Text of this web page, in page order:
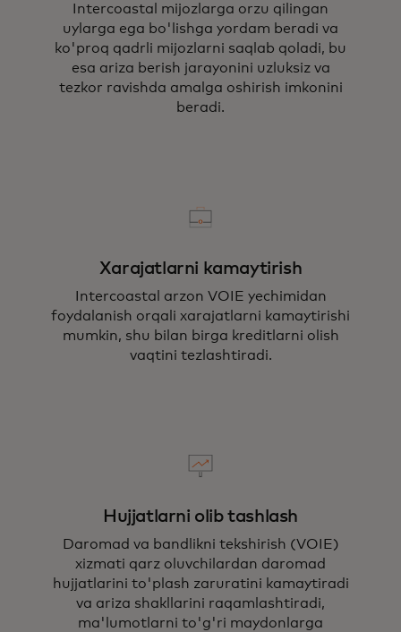
Intercoastal mijozlarga orzu qilingan
uylarga ega bo'lishga yordam beradi va
ko'proq qadrli mijozlarni saqlab qoladi, bu
esa ariza berish jarayonini uzluksiz va
tezkor ravishda amalga oshirish imkonini
beradi.
Xarajatlarni kamaytirish
Intercoastal arzon VOIE yechimidan
foydalanish orqali xarajatlarni kamaytirishi
mumkin, shu bilan birga kreditlarni olish
vaqtini tezlashtiradi.
Hujjatlarni olib tashlash
Daromad va bandlikni tekshirish (VOIE)
xizmati qarz oluvchilardan daromad
hujjatlarini to'plash zaruratini kamaytiradi
va ariza shakllarini raqamlashtiradi,
ma'lumotlarni to'g'ri maydonlarga